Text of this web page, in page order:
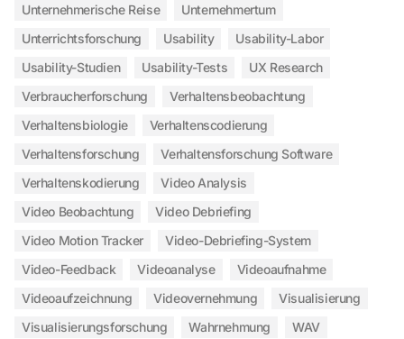
Unternehmerische Reise
Unternehmertum
Unterrichtsforschung
Usability
Usability-Labor
Usability-Studien
Usability-Tests
UX Research
Verbraucherforschung
Verhaltensbeobachtung
Verhaltensbiologie
Verhaltenscodierung
Verhaltensforschung
Verhaltensforschung Software
Verhaltenskodierung
Video Analysis
Video Beobachtung
Video Debriefing
Video Motion Tracker
Video-Debriefing-System
Video-Feedback
Videoanalyse
Videoaufnahme
Videoaufzeichnung
Videovernehmung
Visualisierung
Visualisierungsforschung
Wahrnehmung
WAV